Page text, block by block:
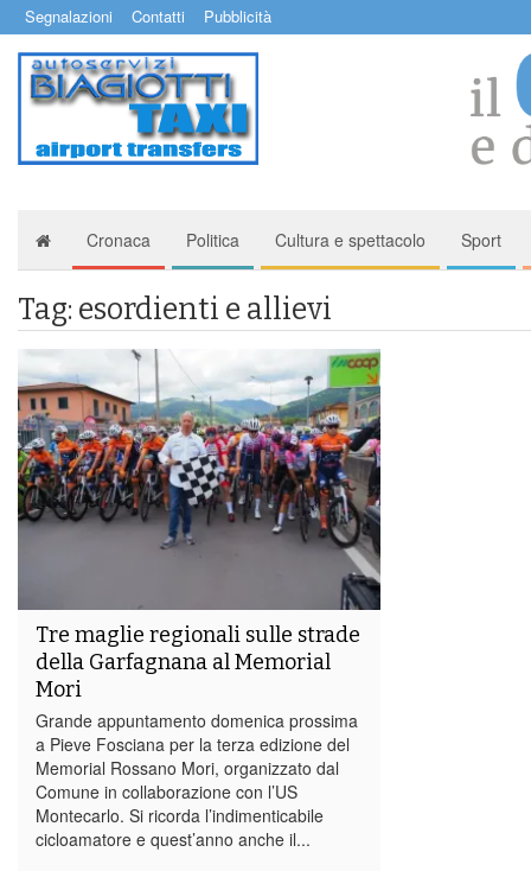
Segnalazioni Contatti Pubblicità
Cronaca Politica Cultura e spettacolo Sport
Tag: esordienti e allievi
Tre maglie regionali sulle strade
della Garfagnana al Memorial
Mori
Grande appuntamento domenica prossima
a Pieve Fosciana per la terza edizione del
Memorial Rossano Mori, organizzato dal
Comune in collaborazione con l’US
Montecarlo. Si ricorda l’indimenticabile
cicloamatore e quest’anno anche il...